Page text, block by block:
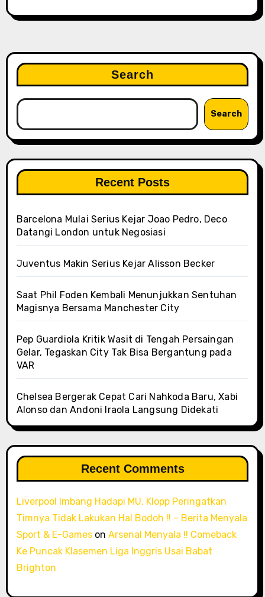
Search
Search
Recent Posts
Barcelona Mulai Serius Kejar Joao Pedro, Deco
Datangi London untuk Negosiasi
Juventus Makin Serius Kejar Alisson Becker
Saat Phil Foden Kembali Menunjukkan Sentuhan
Magisnya Bersama Manchester City
Pep Guardiola Kritik Wasit di Tengah Persaingan
Gelar, Tegaskan City Tak Bisa Bergantung pada
VAR
Chelsea Bergerak Cepat Cari Nahkoda Baru, Xabi
Alonso dan Andoni Iraola Langsung Didekati
Recent Comments
Liverpool Imbang Hadapi MU, Klopp Peringatkan
Timnya Tidak Lakukan Hal Bodoh !! – Berita Menyala
Sport & E-Gameson Arsenal Menyala !! Comeback
Ke Puncak Klasemen Liga Inggris Usai Babat
Brighton